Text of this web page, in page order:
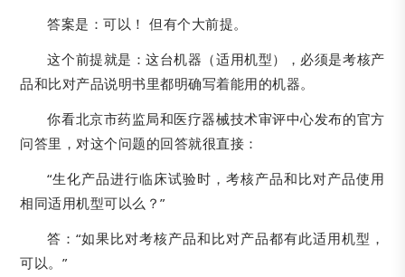
答案是：可以！ 但有个大前提。
这个前提就是：这台机器（适用机型），必须是考核产
品和比对产品说明书里都明确写着能用的机器。
你看北京市药监局和医疗器械技术审评中心发布的官方
问答里，对这个问题的回答就很直接：
“生化产品进行临床试验时，考核产品和比对产品使用
相同适用机型可以么？”
答：“如果比对考核产品和比对产品都有此适用机型，
可以。”